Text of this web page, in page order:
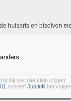
huisarts en bisolvon
mij ook niet klein krijgen!
schreef JustinK het